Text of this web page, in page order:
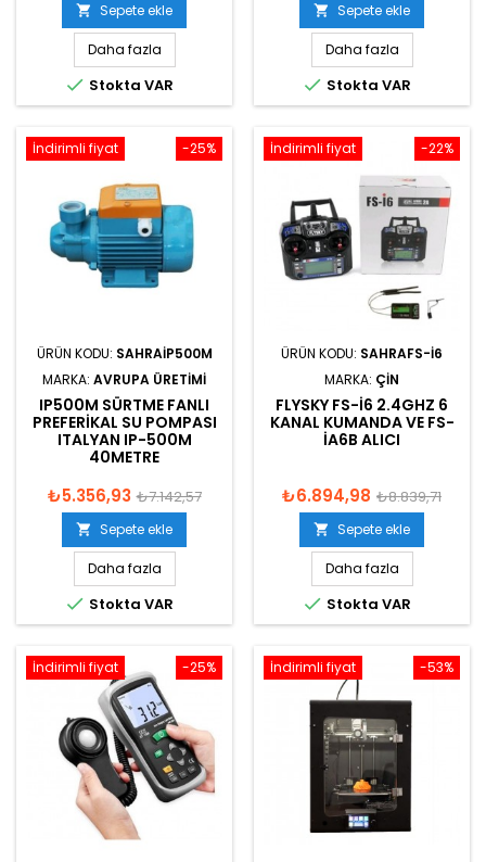
 Sepete ekle
Daha fazla
 Stokta VAR
 Sepete ekle
Daha fazla
 Stokta VAR
-25%
İndirimli fiyat
ÜRÜN KODU: SAHRAIP500M
MARKA: AVRUPA ÜRETIMI
IP500M SÜRTME FANLI
PREFERIKAL SU POMPASI
ITALYAN IP-500M
40METRE
₺5.356,93 ₺7.142,57
 Sepete ekle
Daha fazla
 Stokta VAR
-22%
İndirimli fiyat
ÜRÜN KODU: SAHRAFS-I6
MARKA: ÇIN
FLYSKY FS-I6 2.4GHZ 6
KANAL KUMANDA VE FS-
IA6B ALICI
₺6.894,98 ₺8.839,71
 Sepete ekle
Daha fazla
 Stokta VAR
-25%
İndirimli fiyat -53%
İndirimli fiyat